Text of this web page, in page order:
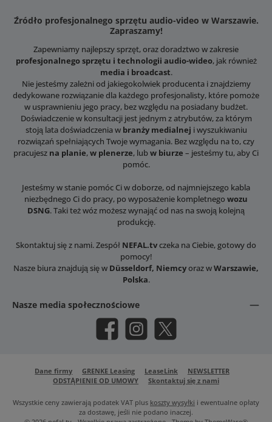
Źródło profesjonalnego sprzętu audio-video w Warszawie.
Zapraszamy!
Zapewniamy najlepszy sprzęt, oraz doradztwo w zakresie
profesjonalnego sprzętu i technologii audio-wideo, jak również
media i broadcast.
Nie jesteśmy zależni od jakiegokolwiek producenta i znajdziemy
dedykowane rozwiązanie dla każdego profesjonalisty, które pomoże
w usprawnieniu jego pracy, bez względu na posiadany budżet.
Doświadczenie w konsultacji jest jednym z atrybutów, za którym
stoją lata doświadczenia w branży medialnej i wyszukiwaniu
rozwiązań spełniających Twoje wymagania. Bez względu na to, czy
pracujesz na planie,w plenerze, lubw biurze – jesteśmy tu, aby Ci
pomóc.
Jesteśmy w stanie pomóc Ci w doborze, od najmniejszego kabla
niezbędnego Ci do pracy, po wyposażenie kompletnego wozu
DSNG. Taki też wóz możesz wynająć od nas na swoją kolejną
produkcję.
Skontaktuj się z nami. Zespół NEFAL.tvczeka na Ciebie, gotowy do
pomocy!
Nasze biura znajdują się w Düsseldorf, Niemcyoraz wWarszawie,
Polska.
Nasze media społecznościowe
Facebook InstagramX / Twitter
Dane firmy GRENKE Leasing LeaseLink
NEWSLETTER
ODSTĄPIENIE OD UMOWY
Skontaktuj się z nami
Wszystkie ceny zawierają podatek VAT plus koszty wysyłki i ewentualne opłaty
za dostawę, jeśli nie podano inaczej.